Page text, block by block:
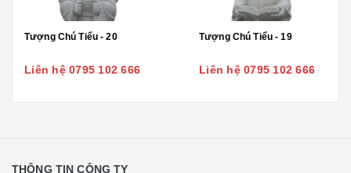
Tượng Chú Tiểu - 20
Liên hệ 0795 102 666
Tượng Chú Tiểu - 19
Liên hệ 0795 102 666
THÔNG TIN CÔNG TY